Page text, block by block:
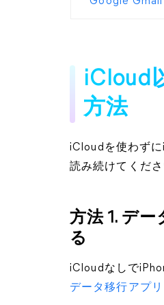
iCloud
方法
iCloudを使わず
読み続けてくださ
方法 1. デ
る
iCloudなしで
データ移行アプリ